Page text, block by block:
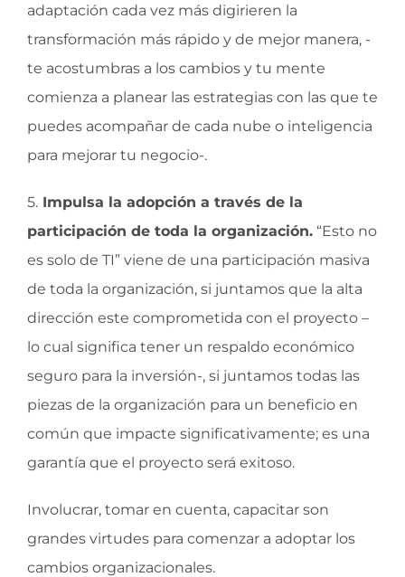
adaptación cada vez más digirieren la
transformación más rápido y de mejor manera, -
te acostumbras a los cambios y tu mente
comienza a planear las estrategias con las que te
puedes acompañar de cada nube o inteligencia
para mejorar tu negocio-.
5. Impulsa la adopción a través de la
participación de toda la organización. “Esto no
es solo de TI” viene de una participación masiva
de toda la organización, si juntamos que la alta
dirección este comprometida con el proyecto –
lo cual significa tener un respaldo económico
seguro para la inversión-, si juntamos todas las
piezas de la organización para un beneficio en
común que impacte significativamente; es una
garantía que el proyecto será exitoso.
Involucrar, tomar en cuenta, capacitar son
grandes virtudes para comenzar a adoptar los
cambios organizacionales.